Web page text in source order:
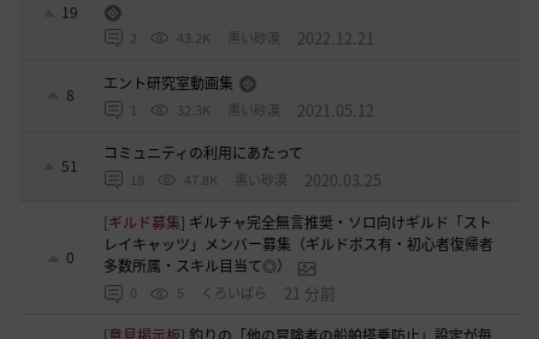
19
2 43.2K 黒い砂漠 2022.12.21
8
エント研究室動画集
1 32.3K 黒い砂漠 2021.05.12
51
コミュニティの利用にあたって
18 47.8K 黒い砂漠 2020.03.25
0
[ギルド募集] ギルチャ完全無言推奨・ソロ向けギルド「スト
レイキャッツ」メンバー募集（ギルドボス有・初心者復帰者
多数所属・スキル目当て◎）
0 5 くろいばら 21 分前